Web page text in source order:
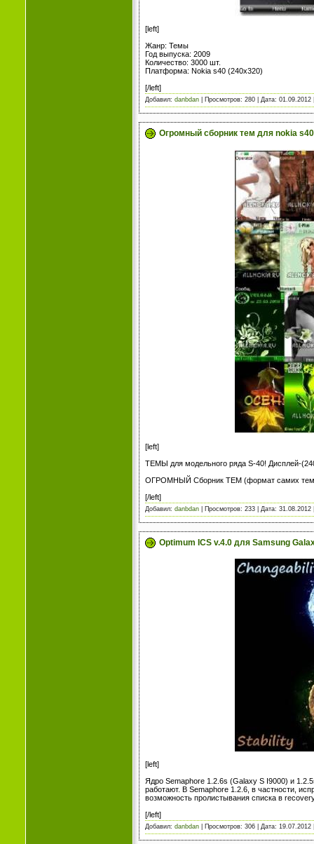
[left]
Жанр: Темы
Год выпуска: 2009
Количество: 3000 шт.
Платформа: Nokia s40 (240х320)
[/left]
Добавил: danbdan | Просмотров: 280 | Дата: 01.09.2012
Огромный сборник тем для nokia
[left]
ТЕМЫ для модельного ряда S-40! Дисплей-
ОГРОМНЫЙ Сборник ТЕМ (формат самих тем -
[/left]
Добавил: danbdan | Просмотров: 233 | Дата: 31.08.2012
Optimum ICS v.4.0 для Samsung
[left]
Ядро Semaphore 1.2.6s (Galaxy S I9000) и
работают. В Semaphore 1.2.6, в частности,
возможность пролистывания списка в
[/left]
Добавил: danbdan | Просмотров: 306 | Дата: 19.07.2012